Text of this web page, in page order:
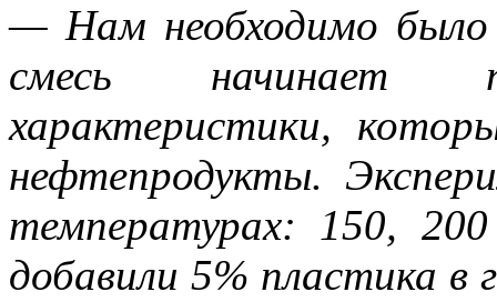
— Нам необходимо было
смесь начинает
характеристики,
нефтепродукты.
температурах: 150,
добавили 5% пластика в